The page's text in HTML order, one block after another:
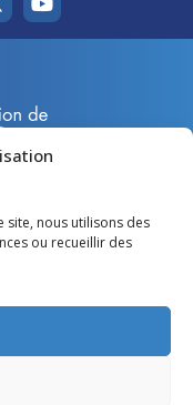
nous utilisons des
ou recueillir des
la Gironde
en contact